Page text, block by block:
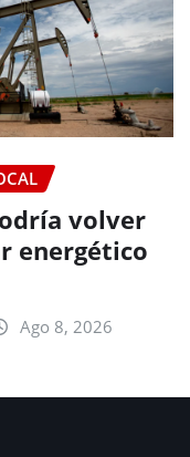
volver
energético
Ago 8, 2026